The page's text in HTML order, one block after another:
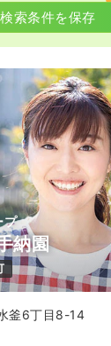
索条件を保存
プ
納園
釜6丁目8-14